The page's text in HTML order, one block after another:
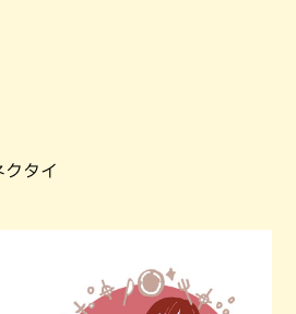
クタイ